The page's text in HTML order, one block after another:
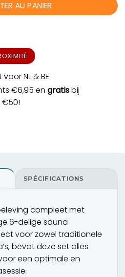
AU PANIER
NL & BE
€6,95 en gratisbij
€50!
SPÉCIFICATIONS
compleet met
6-delige sauna
voor zowel traditionele
bevat deze set alles
een optimale en